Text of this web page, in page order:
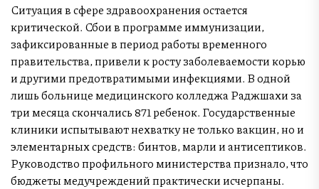
Ситуация в сфере здравоохранения остается
критической. Сбои в программе иммунизации,
зафиксированные в период работы временного
правительства, привели к росту заболеваемости корью
и другими предотвратимыми инфекциями. В одной
лишь больнице медицинского колледжа Раджшахи за
три месяца скончались 871 ребенок. Государственные
клиники испытывают нехватку не только вакцин, но и
элементарных средств: бинтов, марли и антисептиков.
Руководство профильного министерства признало, что
бюджеты медучреждений практически исчерпаны.